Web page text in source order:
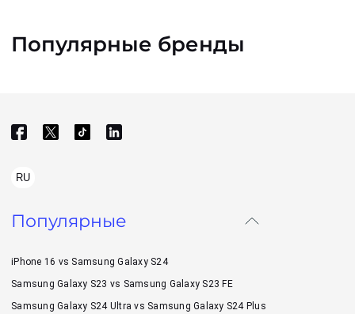
Популярные бренды
RU
Популярные
iPhone 16 vs Samsung Galaxy S24
Samsung Galaxy S23 vs Samsung Galaxy S23 FE
Samsung Galaxy S24 Ultra vs Samsung Galaxy S24 Plus